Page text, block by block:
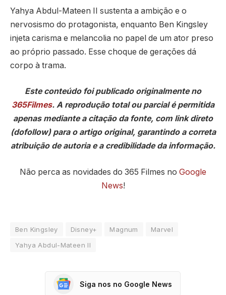
Yahya Abdul-Mateen II sustenta a ambição e o
nervosismo do protagonista, enquanto Ben Kingsley
injeta carisma e melancolia no papel de um ator preso
ao próprio passado. Esse choque de gerações dá
corpo à trama.
Este conteúdo foi publicado originalmente no
365Filmes. A reprodução total ou parcial é permitida
apenas mediante a citação da fonte, com link direto
(dofollow) para o artigo original, garantindo a correta
atribuição de autoria e a credibilidade da informação.
Não perca as novidades do 365 Filmes no Google
News!
Ben Kingsley Disney+ Magnum
Marvel
Yahya Abdul-Mateen II
Siga nos no Google News